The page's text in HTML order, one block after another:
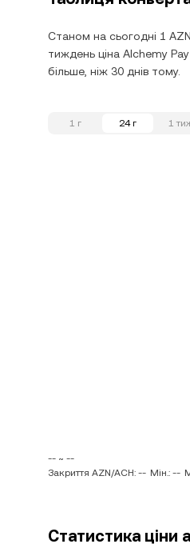
Станом на сьогодні 1
тиждень ціна Alchemy
більше, ніж 30 днів тому.
1 г 24 г 1
-- ~ --
Закриття AZN/ACH: -- Мін.: --
Статистика ціни